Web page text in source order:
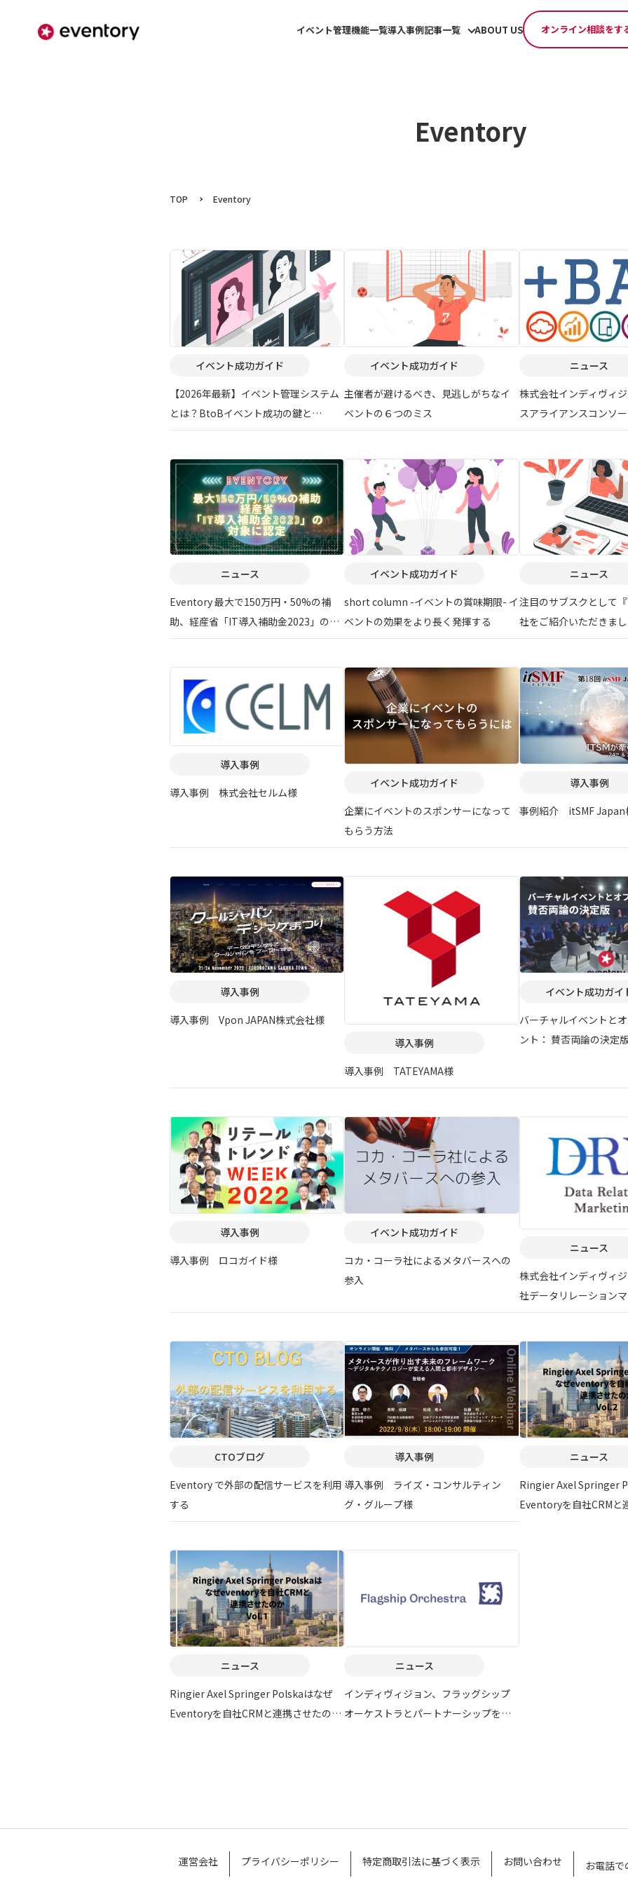
イベント管理機能一覧導入事例記事一覧 ABOUT US オンライン相談をす
Eventory
TOP Eventory
イベント成功ガイド
【2026年最新】イベント管理システム
とは？BtoBイベント成功の鍵と
Eventory活用
イベント成功ガイド
主催者が避けるべき、見逃しがちなイ
ベントの６つのミス
ニュース
株式会社インディヴィ
スアライアンスコンソ
提携
ニュース
Eventory 最大で150万円・50%の補
助、経産省「IT導入補助金2023」の対
象に認定
イベント成功ガイド
short column -イベントの賞味期限- イ
ベントの効果をより長く発揮する
ニュース
注目のサブスクとして
社をご紹介いただきま
導入事例
導入事例 株式会社セルム様
イベント成功ガイド
企業にイベントのスポンサーになって
もらう方法
導入事例
事例紹介 itSMF Japan
導入事例
導入事例 Vpon JAPAN株式会社様
導入事例
導入事例 TATEYAMA様
イベント成功ガイ
バーチャルイベントと
ント： 賛否両論の決定
導入事例
導入事例 ロコガイド様
イベント成功ガイド
コカ・コーラ社によるメタバースへの
参入
ニュース
株式会社インディヴィ
社データリレーション
と業務提携
CTOブログ
Eventory で外部の配信サービスを利用
する
導入事例
導入事例 ライズ・コンサルティン
グ・グループ様
ニュース
Ringier Axel Springer
Eventoryを自社CRMと
か Vol.2
ニュース
Ringier Axel Springer Polskaはなぜ
Eventoryを自社CRMと連携させたの
ニュース
インディヴィジョン、フラッグシップ
オーケストラとパートナーシップを締
運営会社 プライバシーポリシー 特定商取引法に基づく表示 お問い合わせ お電話